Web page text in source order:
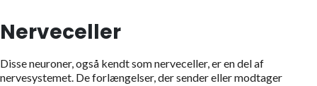
Nerveceller
Disse neuroner, også kendt som nerveceller, er en del af
nervesystemet. De forlængelser, der sender eller modtager